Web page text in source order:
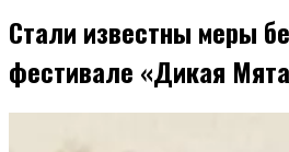
Стали известны меры
фестивале «Дикая